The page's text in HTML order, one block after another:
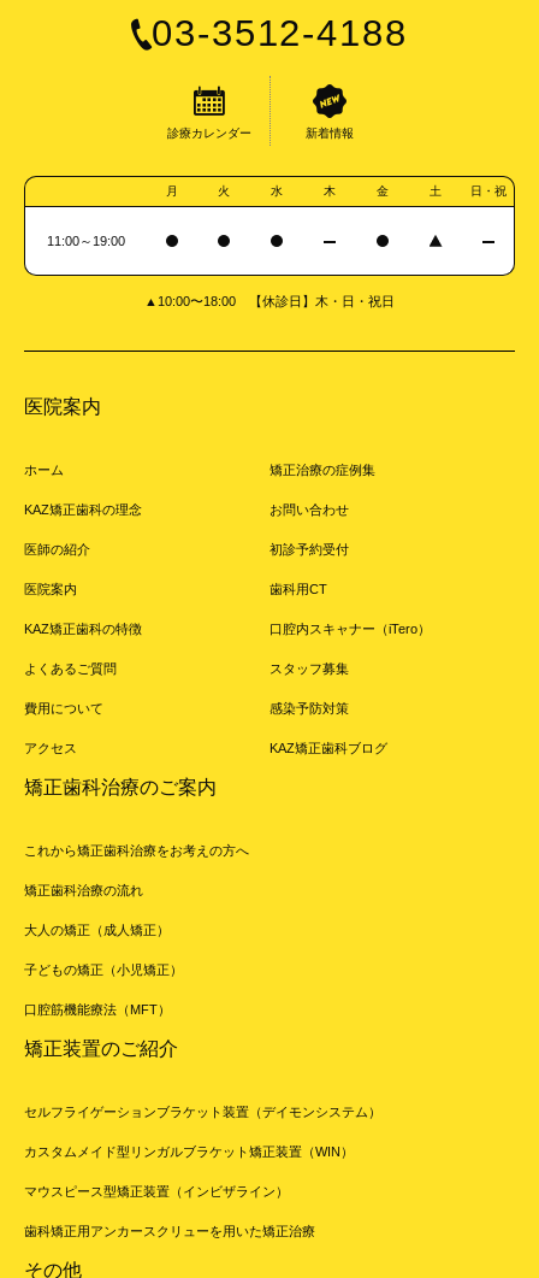
03-3512-4188
診療カレンダー 新着情報
月 火 水 木 金 土 日・祝
11:00～19:00
▲10:00〜18:00 【休診日】木・日・祝日
医院案内
ホーム
KAZ矯正歯科の理念
医師の紹介
医院案内
KAZ矯正歯科の特徴
よくあるご質問
費用について
アクセス
矯正治療の症例集
お問い合わせ
初診予約受付
歯科用CT
口腔内スキャナー（iTero）
スタッフ募集
感染予防対策
KAZ矯正歯科ブログ
矯正歯科治療のご案内
これから矯正歯科治療をお考えの方へ
矯正歯科治療の流れ
大人の矯正（成人矯正）
子どもの矯正（小児矯正）
口腔筋機能療法（MFT）
矯正装置のご紹介
セルフライゲーションブラケット装置（デイモンシステム）
カスタムメイド型リンガルブラケット矯正装置（WIN）
マウスピース型矯正装置（インビザライン）
歯科矯正用アンカースクリューを用いた矯正治療
その他